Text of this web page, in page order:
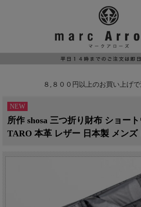
８,８００円以上のお買い上げで
NEW
所作 shosa 三つ折り財布 ショー
TARO 本革 レザー 日本製 メンズ